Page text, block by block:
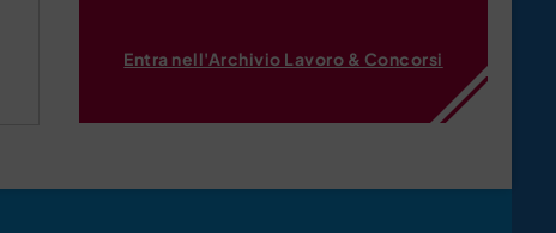
Entra nell'Archivio Lavoro & Concorsi